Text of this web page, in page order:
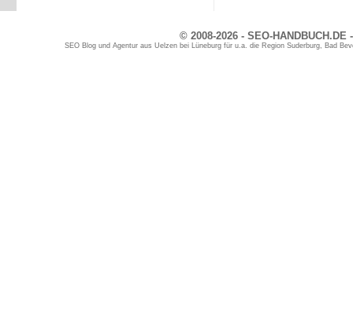
© 2008-2026 - SEO-
SEO Blog und Agentur aus Uelzen bei Lüneburg für u.a. die Region Suderburg, Bad